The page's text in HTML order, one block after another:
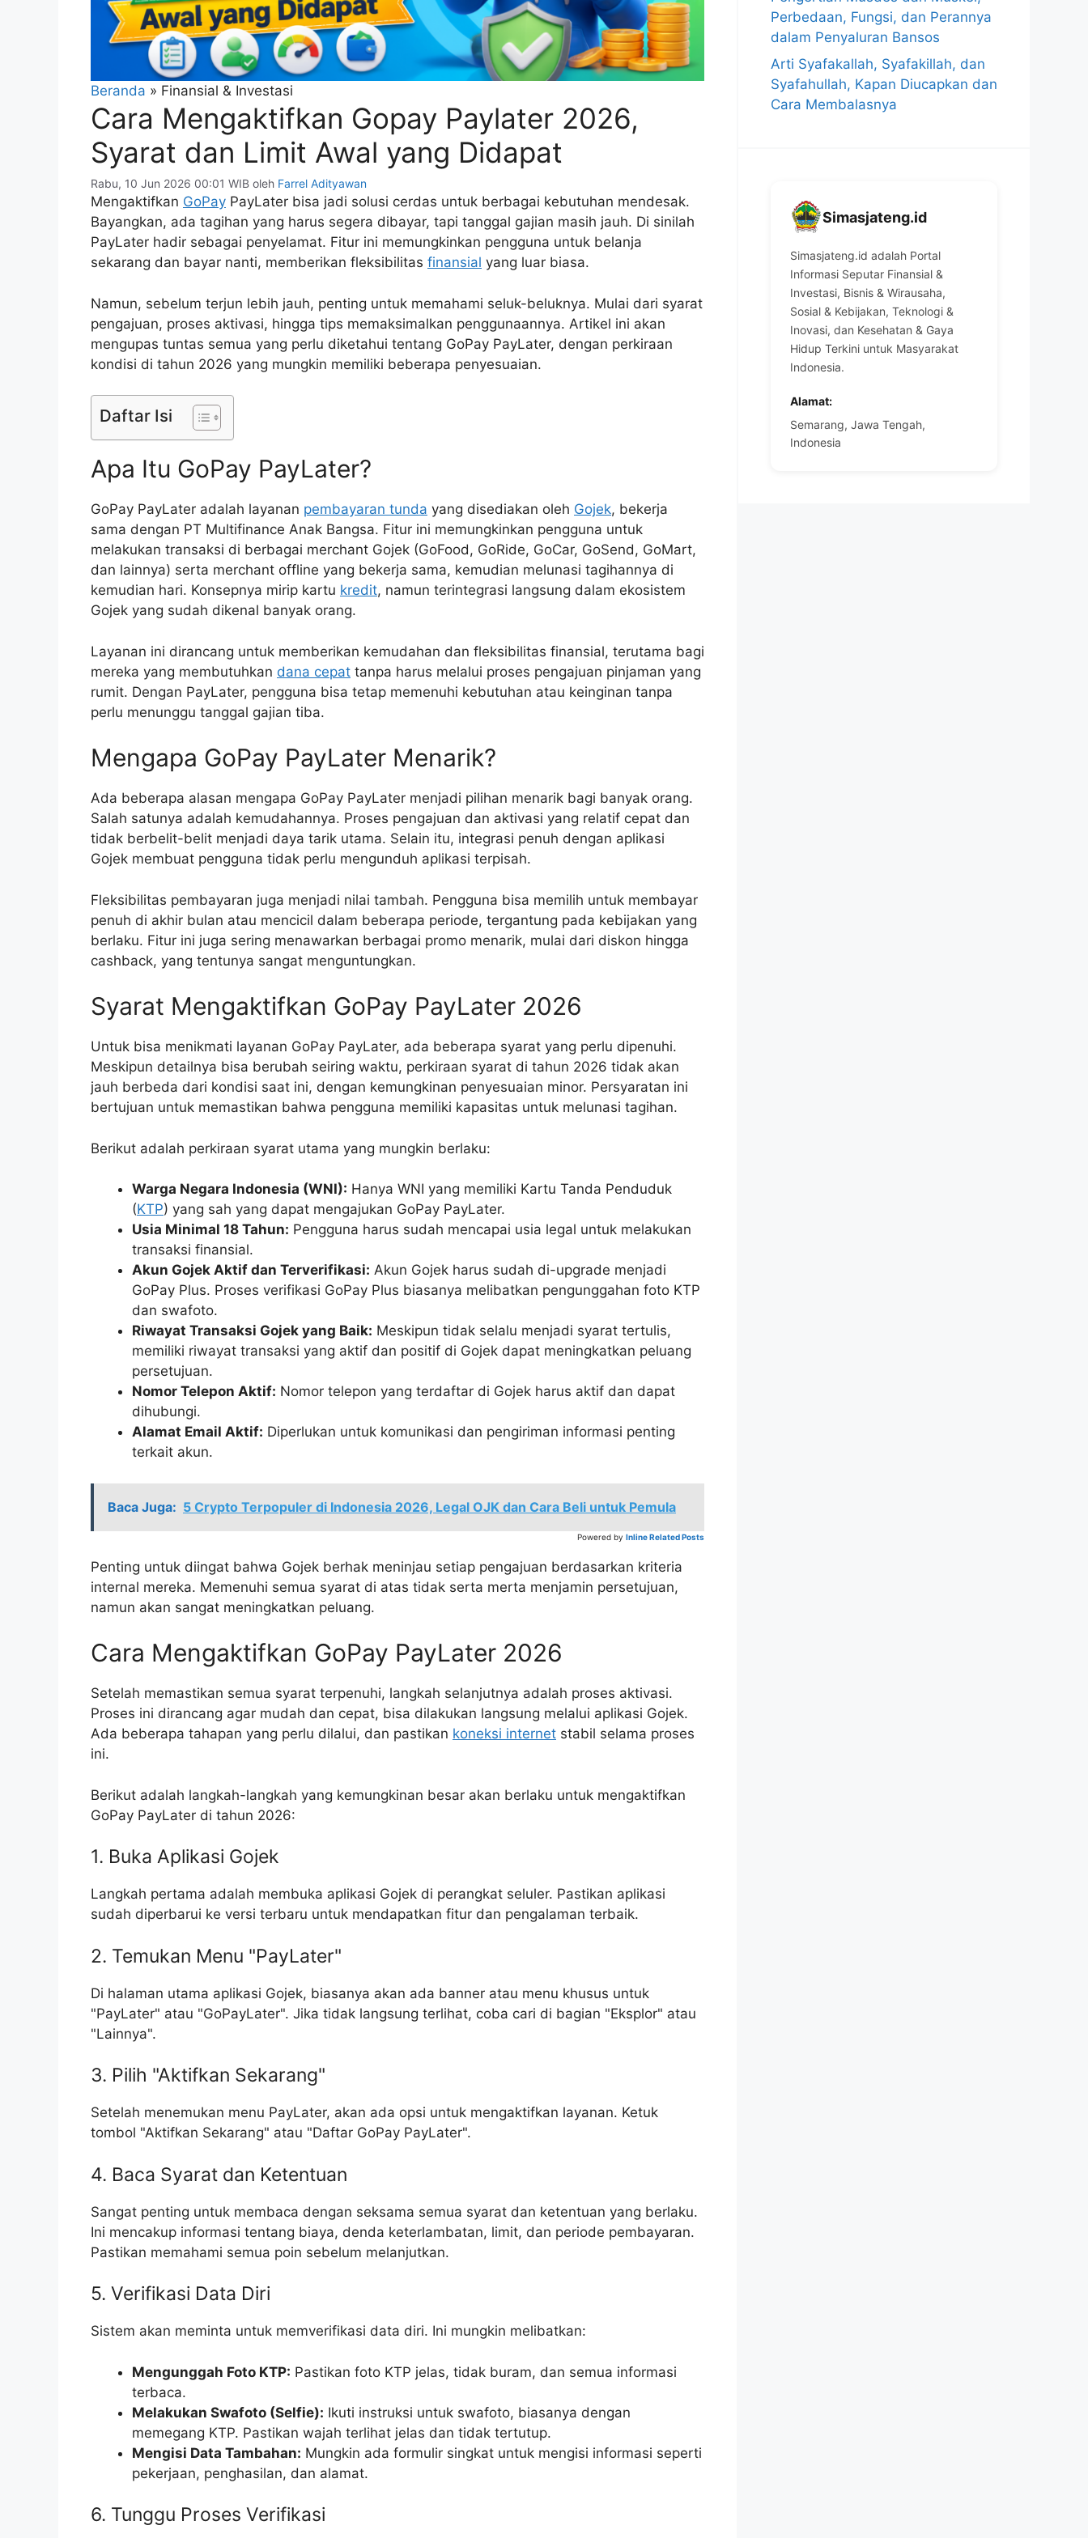
Beranda » Finansial & Investasi
Cara Mengaktifkan Gopay Paylater 2026,
Syarat dan Limit Awal yang Didapat
Rabu, 10 Jun 2026 00:01 WIB oleh Farrel Adityawan
Mengaktifkan GoPay PayLater bisa jadi solusi cerdas untuk berbagai kebutuhan mendesak.
Bayangkan, ada tagihan yang harus segera dibayar, tapi tanggal gajian masih jauh. Di sinilah
PayLater hadir sebagai penyelamat. Fitur ini memungkinkan pengguna untuk belanja
sekarang dan bayar nanti, memberikan fleksibilitas finansial yang luar biasa.
Namun, sebelum terjun lebih jauh, penting untuk memahami seluk-beluknya. Mulai dari syarat
pengajuan, proses aktivasi, hingga tips memaksimalkan penggunaannya. Artikel ini akan
mengupas tuntas semua yang perlu diketahui tentang GoPay PayLater, dengan perkiraan
kondisi di tahun 2026 yang mungkin memiliki beberapa penyesuaian.
Daftar Isi
Apa Itu GoPay PayLater?
GoPay PayLater adalah layanan pembayaran tunda yang disediakan oleh Gojek, bekerja
sama dengan PT Multifinance Anak Bangsa. Fitur ini memungkinkan pengguna untuk
melakukan transaksi di berbagai merchant Gojek (GoFood, GoRide, GoCar, GoSend, GoMart,
dan lainnya) serta merchant offline yang bekerja sama, kemudian melunasi tagihannya di
kemudian hari. Konsepnya mirip kartu kredit, namun terintegrasi langsung dalam ekosistem
Gojek yang sudah dikenal banyak orang.
Layanan ini dirancang untuk memberikan kemudahan dan fleksibilitas finansial, terutama bagi
mereka yang membutuhkan dana cepat tanpa harus melalui proses pengajuan pinjaman yang
rumit. Dengan PayLater, pengguna bisa tetap memenuhi kebutuhan atau keinginan tanpa
perlu menunggu tanggal gajian tiba.
Mengapa GoPay PayLater Menarik?
Ada beberapa alasan mengapa GoPay PayLater menjadi pilihan menarik bagi banyak orang.
Salah satunya adalah kemudahannya. Proses pengajuan dan aktivasi yang relatif cepat dan
tidak berbelit-belit menjadi daya tarik utama. Selain itu, integrasi penuh dengan aplikasi
Gojek membuat pengguna tidak perlu mengunduh aplikasi terpisah.
Fleksibilitas pembayaran juga menjadi nilai tambah. Pengguna bisa memilih untuk membayar
penuh di akhir bulan atau mencicil dalam beberapa periode, tergantung pada kebijakan yang
berlaku. Fitur ini juga sering menawarkan berbagai promo menarik, mulai dari diskon hingga
cashback, yang tentunya sangat menguntungkan.
Syarat Mengaktifkan GoPay PayLater 2026
Untuk bisa menikmati layanan GoPay PayLater, ada beberapa syarat yang perlu dipenuhi.
Meskipun detailnya bisa berubah seiring waktu, perkiraan syarat di tahun 2026 tidak akan
jauh berbeda dari kondisi saat ini, dengan kemungkinan penyesuaian minor. Persyaratan ini
bertujuan untuk memastikan bahwa pengguna memiliki kapasitas untuk melunasi tagihan.
Berikut adalah perkiraan syarat utama yang mungkin berlaku:
Warga Negara Indonesia (WNI): Hanya WNI yang memiliki Kartu Tanda Penduduk
(KTP) yang sah yang dapat mengajukan GoPay PayLater.
Usia Minimal 18 Tahun: Pengguna harus sudah mencapai usia legal untuk melakukan
transaksi finansial.
Akun Gojek Aktif dan Terverifikasi: Akun Gojek harus sudah di-upgrade menjadi
GoPay Plus. Proses verifikasi GoPay Plus biasanya melibatkan pengunggahan foto KTP
dan swafoto.
Riwayat Transaksi Gojek yang Baik: Meskipun tidak selalu menjadi syarat tertulis,
memiliki riwayat transaksi yang aktif dan positif di Gojek dapat meningkatkan peluang
persetujuan.
Nomor Telepon Aktif: Nomor telepon yang terdaftar di Gojek harus aktif dan dapat
dihubungi.
Alamat Email Aktif: Diperlukan untuk komunikasi dan pengiriman informasi penting
terkait akun.
Baca Juga: 5 Crypto Terpopuler di Indonesia 2026, Legal OJK dan Cara Beli untuk Pemula
Powered by Inline Related Posts
Penting untuk diingat bahwa Gojek berhak meninjau setiap pengajuan berdasarkan kriteria
internal mereka. Memenuhi semua syarat di atas tidak serta merta menjamin persetujuan,
namun akan sangat meningkatkan peluang.
Cara Mengaktifkan GoPay PayLater 2026
Setelah memastikan semua syarat terpenuhi, langkah selanjutnya adalah proses aktivasi.
Proses ini dirancang agar mudah dan cepat, bisa dilakukan langsung melalui aplikasi Gojek.
Ada beberapa tahapan yang perlu dilalui, dan pastikan koneksi internet stabil selama proses
ini.
Berikut adalah langkah-langkah yang kemungkinan besar akan berlaku untuk mengaktifkan
GoPay PayLater di tahun 2026:
1. Buka Aplikasi Gojek
Langkah pertama adalah membuka aplikasi Gojek di perangkat seluler. Pastikan aplikasi
sudah diperbarui ke versi terbaru untuk mendapatkan fitur dan pengalaman terbaik.
2. Temukan Menu "PayLater"
Di halaman utama aplikasi Gojek, biasanya akan ada banner atau menu khusus untuk
"PayLater" atau "GoPayLater". Jika tidak langsung terlihat, coba cari di bagian "Eksplor" atau
"Lainnya".
3. Pilih "Aktifkan Sekarang"
Setelah menemukan menu PayLater, akan ada opsi untuk mengaktifkan layanan. Ketuk
tombol "Aktifkan Sekarang" atau "Daftar GoPay PayLater".
4. Baca Syarat dan Ketentuan
Sangat penting untuk membaca dengan seksama semua syarat dan ketentuan yang berlaku.
Ini mencakup informasi tentang biaya, denda keterlambatan, limit, dan periode pembayaran.
Pastikan memahami semua poin sebelum melanjutkan.
5. Verifikasi Data Diri
Sistem akan meminta untuk memverifikasi data diri. Ini mungkin melibatkan:
Mengunggah Foto KTP: Pastikan foto KTP jelas, tidak buram, dan semua informasi
terbaca.
Melakukan Swafoto (Selfie): Ikuti instruksi untuk swafoto, biasanya dengan
memegang KTP. Pastikan wajah terlihat jelas dan tidak tertutup.
Mengisi Data Tambahan: Mungkin ada formulir singkat untuk mengisi informasi seperti
pekerjaan, penghasilan, dan alamat.
6. Tunggu Proses Verifikasi
Perbedaan, Fungsi, dan Perannya
dalam Penyaluran Bansos
Arti Syafakallah, Syafakillah, dan
Syafahullah, Kapan Diucapkan dan
Cara Membalasnya
Simasjateng.id
Simasjateng.id adalah Portal
Informasi Seputar Finansial &
Investasi, Bisnis & Wirausaha,
Sosial & Kebijakan, Teknologi &
Inovasi, dan Kesehatan & Gaya
Hidup Terkini untuk Masyarakat
Indonesia.
Alamat:
Semarang, Jawa Tengah,
Indonesia